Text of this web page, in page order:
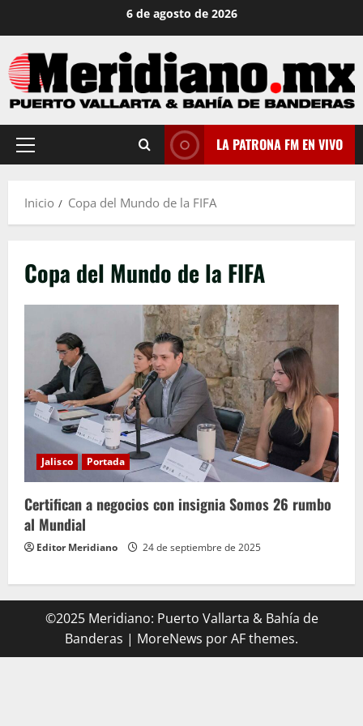
contenido
6 de agosto de 2026
Menú
LA PATRONA FM EN VIVO
Inicio Copa del Mundo de la FIFA
Copa del Mundo de la FIFA
Jalisco Portada
Certifican a negocios con insignia Somos 26 rumbo
al Mundial
Editor Meridiano 24 de septiembre de 2025
©2025 Meridiano: Puerto Vallarta & Bahía de
Banderas | MoreNews por AF themes.